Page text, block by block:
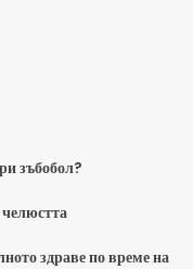
зъбобол?
здраве по време на